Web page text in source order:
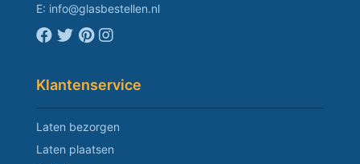
E: info@glasbestellen.nl
Klantenservice
Laten bezorgen
Laten plaatsen